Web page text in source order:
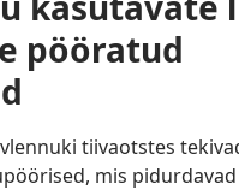
pööratud
tiivaotstes
mis